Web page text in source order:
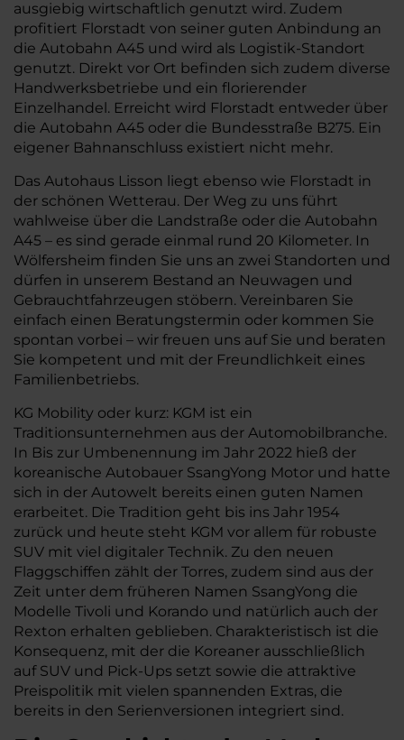
ausgiebig wirtschaftlich genutzt wird. Zudem
profitiert Florstadt von seiner guten Anbindung an
die Autobahn A45 und wird als Logistik-Standort
genutzt. Direkt vor Ort befinden sich zudem diverse
Handwerksbetriebe und ein florierender
Einzelhandel. Erreicht wird Florstadt entweder über
die Autobahn A45 oder die Bundesstraße B275. Ein
eigener Bahnanschluss existiert nicht mehr.
Das Autohaus Lisson liegt ebenso wie Florstadt in
der schönen Wetterau. Der Weg zu uns führt
wahlweise über die Landstraße oder die Autobahn
A45 – es sind gerade einmal rund 20 Kilometer. In
Wölfersheim finden Sie uns an zwei Standorten und
dürfen in unserem Bestand an Neuwagen und
Gebrauchtfahrzeugen stöbern. Vereinbaren Sie
einfach einen Beratungstermin oder kommen Sie
spontan vorbei – wir freuen uns auf Sie und beraten
Sie kompetent und mit der Freundlichkeit eines
Familienbetriebs.
KG Mobility oder kurz: KGM ist ein
Traditionsunternehmen aus der Automobilbranche.
In Bis zur Umbenennung im Jahr 2022 hieß der
koreanische Autobauer SsangYong Motor und hatte
sich in der Autowelt bereits einen guten Namen
erarbeitet. Die Tradition geht bis ins Jahr 1954
zurück und heute steht KGM vor allem für robuste
SUV mit viel digitaler Technik. Zu den neuen
Flaggschiffen zählt der Torres, zudem sind aus der
Zeit unter dem früheren Namen SsangYong die
Modelle Tivoli und Korando und natürlich auch der
Rexton erhalten geblieben. Charakteristisch ist die
Konsequenz, mit der die Koreaner ausschließlich
auf SUV und Pick-Ups setzt sowie die attraktive
Preispolitik mit vielen spannenden Extras, die
bereits in den Serienversionen integriert sind.